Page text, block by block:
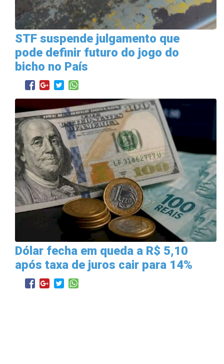
STF suspende julgamento que
pode definir futuro do jogo do
bicho no País
Dólar fecha em queda a R$ 5,10
após taxa de juros cair para 14%